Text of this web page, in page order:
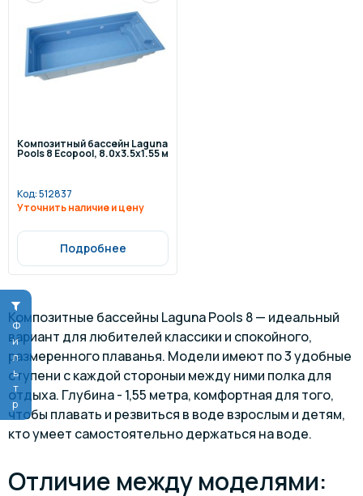
Фильтр
Композитный бассейн Laguna
Pools 8 Ecopool, 8.0х3.5х1.55 м
Код:512837
Уточнить наличие и цену
Подробнее
Композитные бассейны Laguna Pools 8 — идеальный
вариант для любителей классики и спокойного,
размеренного плаванья. Модели имеют по 3 удобные
ступени с каждой стороныи между ними полка для
отдыха. Глубина - 1,55 метра, комфортная для того,
чтобы плавать и резвиться в воде взрослым и детям,
кто умеет самостоятельно держаться на воде.
Отличие между моделями: